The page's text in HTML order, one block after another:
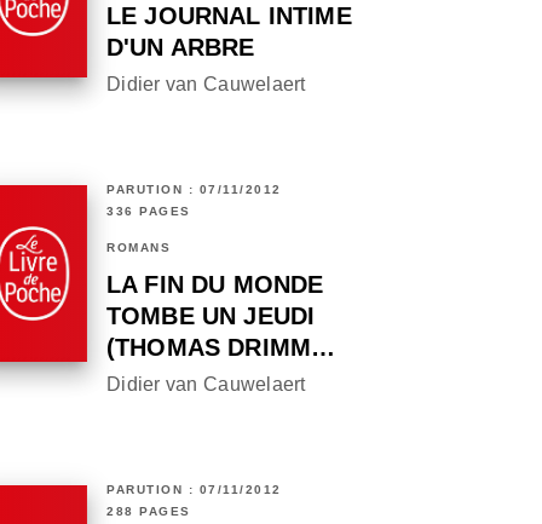
LE JOURNAL INTIME
D'UN ARBRE
Didier van Cauwelaert
PARUTION : 07/11/2012
336 PAGES
ROMANS
LA FIN DU MONDE
TOMBE UN JEUDI
(THOMAS DRIMM…
Didier van Cauwelaert
PARUTION : 07/11/2012
288 PAGES